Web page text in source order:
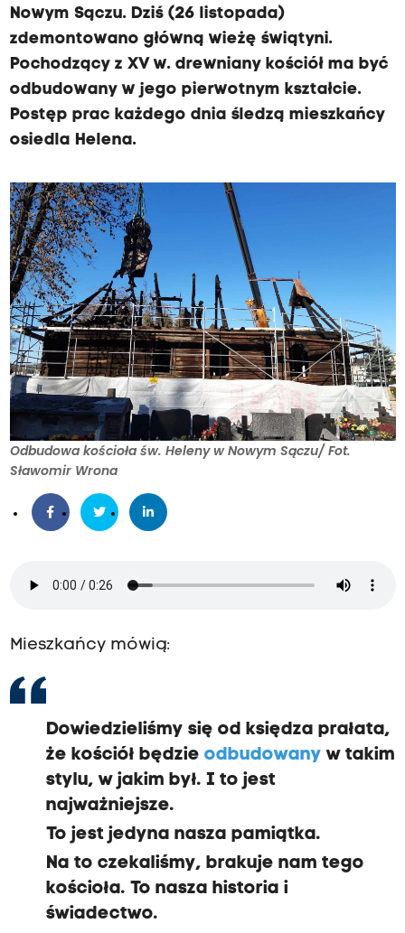
Nowym Sączu. Dziś (26 listopada)
zdemontowano główną wieżę świątyni.
Pochodzący z XV w. drewniany kościół ma być
odbudowany w jego pierwotnym kształcie.
Postęp prac każdego dnia śledzą mieszkańcy
osiedla Helena.
Odbudowa kościoła św. Heleny w Nowym Sączu/ Fot.
Sławomir Wrona
Mieszkańcy mówią:
Dowiedzieliśmy się od księdza prałata,
że kościół będzie odbudowanyw takim
stylu, w jakim był. I to jest
najważniejsze.
To jest jedyna nasza pamiątka.
Na to czekaliśmy, brakuje nam tego
kościoła. To nasza historia i
świadectwo.